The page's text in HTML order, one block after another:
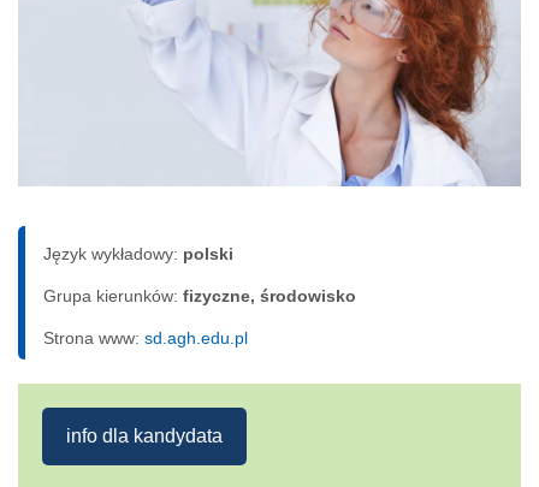
Język wykładowy: polski
Grupa kierunków: fizyczne, środowisko
Strona www: sd.agh.edu.pl
info dla kandydata